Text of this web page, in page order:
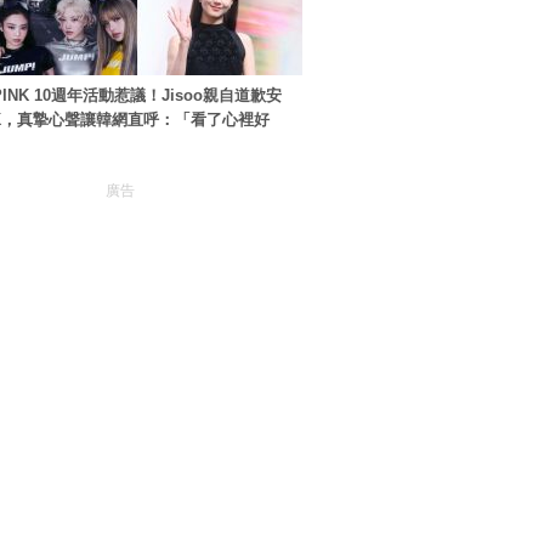
10週年活動惹議！Jisoo親自道歉安
真摯心聲讓韓網直呼：「看了心裡好
廣告